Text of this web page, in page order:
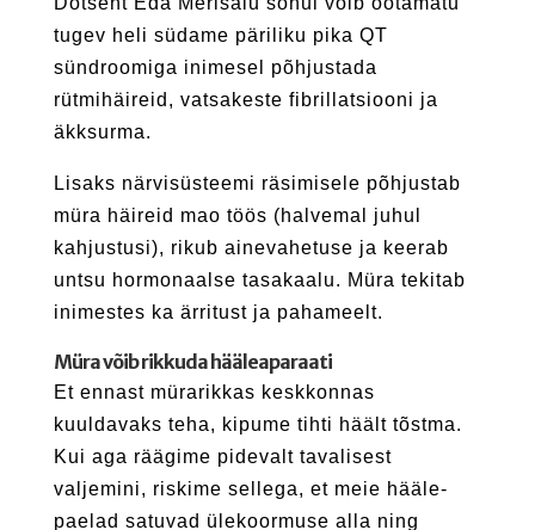
tugev heli südame päriliku pika QT
sündroomiga inimesel põhjustada
rütmihäireid, vatsakeste fibrillatsiooni ja
äkksurma.
Lisaks närvisüsteemi räsimisele põhjustab
müra häireid mao töös (halvemal juhul
kahjustusi), rikub ainevahetuse ja keerab
untsu hormonaalse tasakaalu. Müra tekitab
inimestes ka ärritust ja pahameelt.
Müra võib rikkuda hääleaparaati
Et ennast mürarikkas keskkonnas
kuuldavaks teha, kipume tihti häält tõstma.
Kui aga räägime pidevalt tavalisest
valjemini, riskime sellega, et meie hääle­
paelad satuvad ülekoormuse alla ning